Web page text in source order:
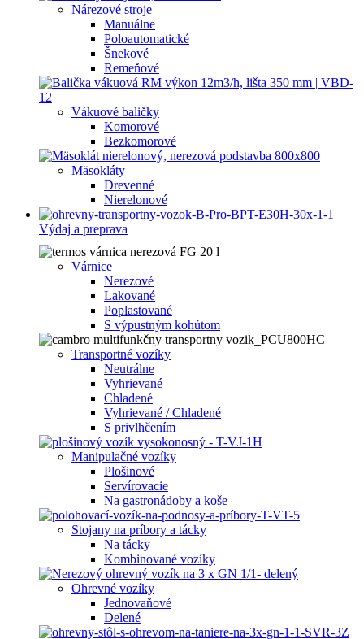
Nárezové stroje
Manuálne
Poloautomatické
Šnekové
Remeňové
Vákuové baličky
Komorové
Bezkomorové
Mäsokláty
Drevenné
Nierelonové
Výdaj a preprava
Várnice
Nerezové
Lakované
Poplastované
S výpustným kohútom
Transportné vozíky
Neutrálne
Vyhrievané
Chladené
Vyhrievané / Chladené
S privlhčením
Manipulačné vozíky
Plošinové
Servírovacie
Na gastronádoby a koše
Stojany na príbory a tácky
Na tácky
Kombinované vozíky
Ohrevné vozíky
Jednovaňové
Delené